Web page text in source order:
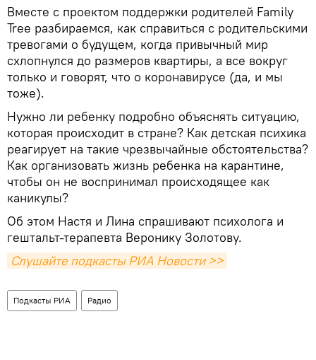
Вместе с проектом поддержки родителей Family
Tree разбираемся, как справиться с родительскими
тревогами о будущем, когда привычный мир
схлопнулся до размеров квартиры, а все вокруг
только и говорят, что о коронавирусе (да, и мы
тоже).
Нужно ли ребенку подробно объяснять ситуацию,
которая происходит в стране? Как детская психика
реагирует на такие чрезвычайные обстоятельства?
Как организовать жизнь ребенка на карантине,
чтобы он не воспринимал происходящее как
каникулы?
Об этом Настя и Лина спрашивают психолога и
гештальт-терапевта Веронику Золотову.
Слушайте подкасты РИА Новости >>
Подкасты РИА Радио